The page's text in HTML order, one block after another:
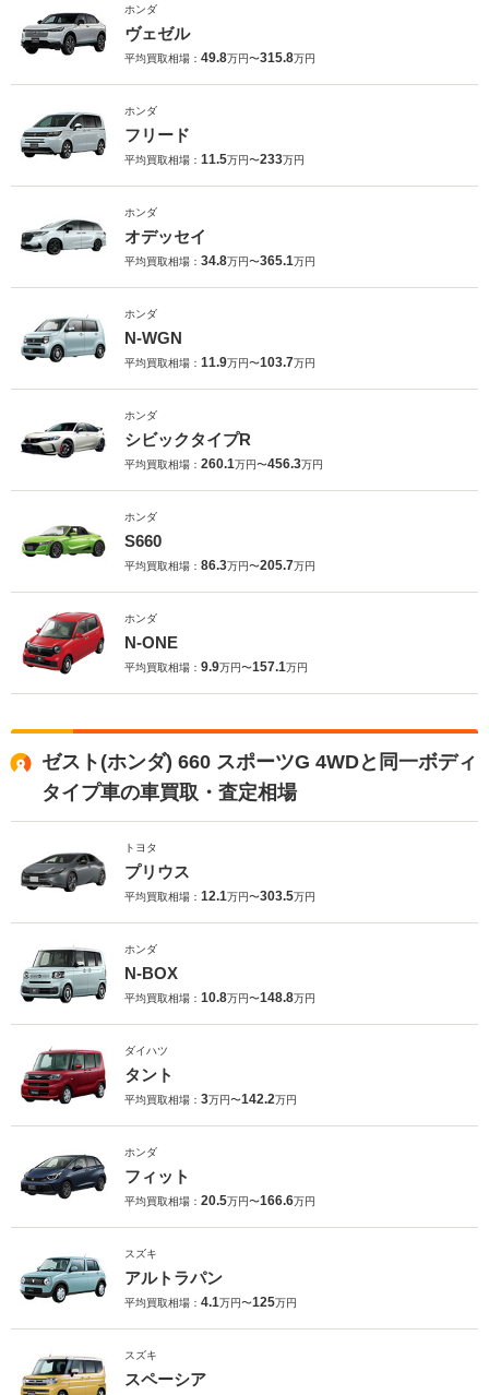
ホンダ
ヴェゼル
平均買取相場： 49.8万円〜315.8万円
ホンダ
フリード
平均買取相場： 11.5万円〜233万円
ホンダ
オデッセイ
平均買取相場： 34.8万円〜365.1万円
ホンダ
N-WGN
平均買取相場： 11.9万円〜103.7万円
ホンダ
シビックタイプR
平均買取相場： 260.1万円〜456.3万円
ホンダ
S660
平均買取相場： 86.3万円〜205.7万円
ホンダ
N-ONE
平均買取相場： 9.9万円〜157.1万円
ゼスト(ホンダ) 660 スポーツG 4WDと同一ボディ
タイプ車の車買取・査定相場
トヨタ
プリウス
平均買取相場： 12.1万円〜303.5万円
ホンダ
N-BOX
平均買取相場： 10.8万円〜148.8万円
ダイハツ
タント
平均買取相場： 3万円〜142.2万円
ホンダ
フィット
平均買取相場： 20.5万円〜166.6万円
スズキ
アルトラパン
平均買取相場： 4.1万円〜125万円
スズキ
スペーシア